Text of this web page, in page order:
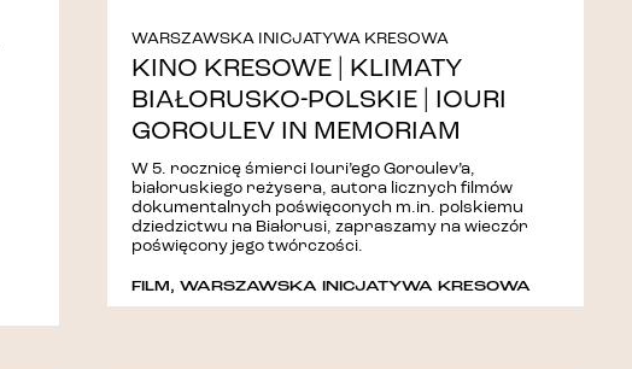
WARSZAWSKA INICJATYWA KRESOWA
KINO KRESOWE | KLIMATY
BIAŁORUSKO-POLSKIE | IOURI
GOROULEV IN MEMORIAM
W 5. rocznicę śmierci Iouri’ego Goroulev’a,
białoruskiego reżysera, autora licznych filmów
dokumentalnych poświęconych m.in. polskiemu
dziedzictwu na Białorusi, zapraszamy na wieczór
poświęcony jego twórczości.
FILM, WARSZAWSKA INICJATYWA KRESOWA